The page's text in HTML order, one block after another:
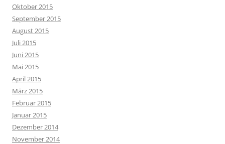
Oktober 2015
September 2015
August 2015
Juli 2015
Juni 2015
Mai 2015
April 2015
März 2015
Februar 2015
Januar 2015
Dezember 2014
November 2014